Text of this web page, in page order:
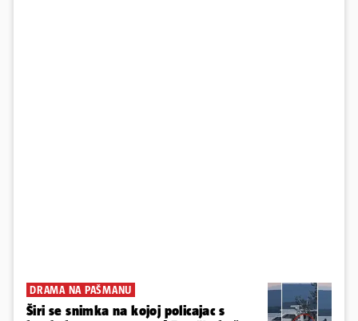
DRAMA NA PAŠMANU
Širi se snimka na kojoj policajac s